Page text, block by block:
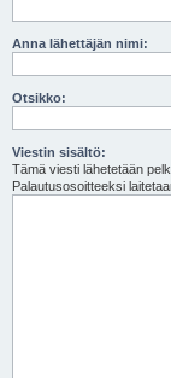
Anna lähettäjän nimi:
Otsikko:
Viestin sisältö:
Tämä viesti lähetetään
Palautusosoitteeksi